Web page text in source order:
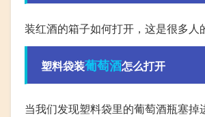
装红酒的箱子如何打开，这是很多人
塑料袋装葡萄酒怎么打开
当我们发现塑料袋里的葡萄酒瓶塞